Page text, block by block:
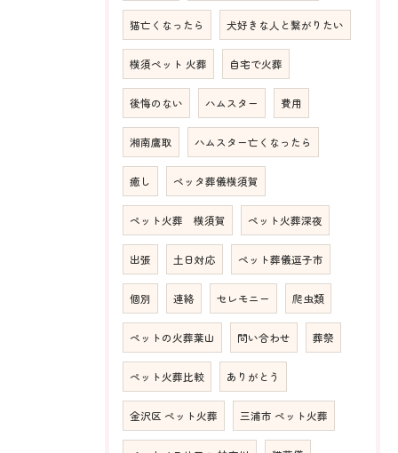
猫亡くなったら 犬好きな人と繋がりたい
横須ペット 火葬 自宅で火葬
後悔のない ハムスター 費用
湘南鷹取 ハムスター亡くなったら
癒し ペッタ葬儀横須賀
ペット火葬 横須賀 ペット火葬深夜
出張 土日対応 ペット葬儀逗子市
個別 連絡 セレモニー 爬虫類
ペットの火葬葉山 問い合わせ 葬祭
ペット火葬比較 ありがとう
金沢区 ペット火葬 三浦市 ペット火葬